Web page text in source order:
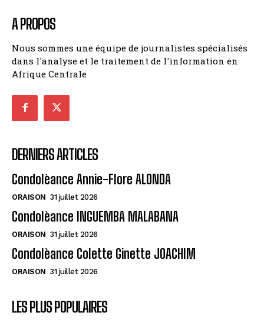
A PROPOS
Nous sommes une équipe de journalistes spécialisés
dans l'analyse et le traitement de l'information en
Afrique Centrale
DERNIERS ARTICLES
Condolèance Annie-Flore ALONDA
ORAISON 31 juillet 2026
Condolèance INGUEMBA MALABANA
ORAISON 31 juillet 2026
Condolèance Colette Ginette JOACHIM
ORAISON 31 juillet 2026
LES PLUS POPULAIRES